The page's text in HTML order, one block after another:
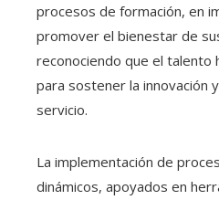
procesos de formación, en
promover el bienestar de
reconociendo que el talento
para sostener la innovación
servicio.
La implementación de
dinámicos, apoyados en